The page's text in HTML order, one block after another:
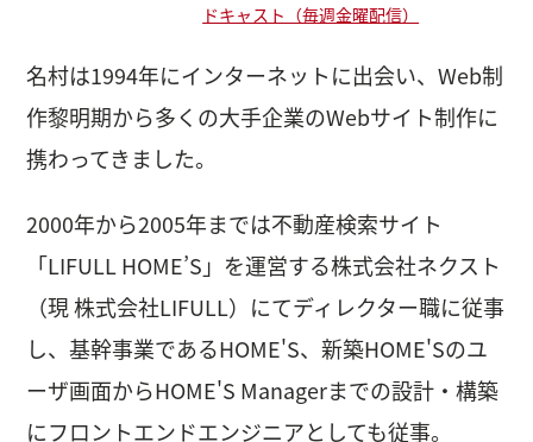
ドキャスト（毎週金曜配信）
名村は1994年にインターネットに出会い、Web制
作黎明期から多くの大手企業のWebサイト制作に
携わってきました。
2000年から2005年までは不動産検索サイト
「LIFULL HOME’S」を運営する株式会社ネクスト
（現 株式会社LIFULL）にてディレクター職に従事
し、基幹事業であるHOME'S、新築HOME'Sのユ
ーザ画面からHOME'S Managerまでの設計・構築
にフロントエンドエンジニアとしても従事。